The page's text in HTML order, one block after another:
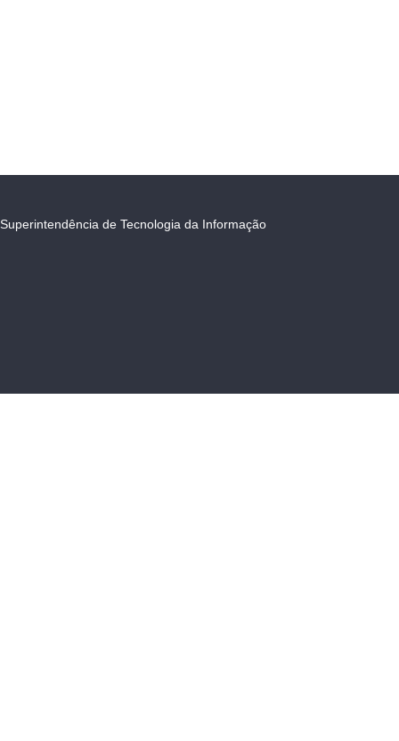
Superintendência de Tecnologia da Informação